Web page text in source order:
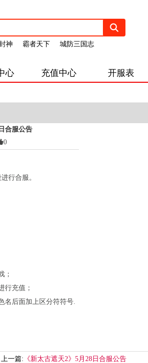
神 霸者天下 城防三国志
心 充值中心 开服表
合服公告
0
行合服。
；
行充值；
名后面加上区分符符号.
上一篇: 《新太古遮天2》5月28日合服公告